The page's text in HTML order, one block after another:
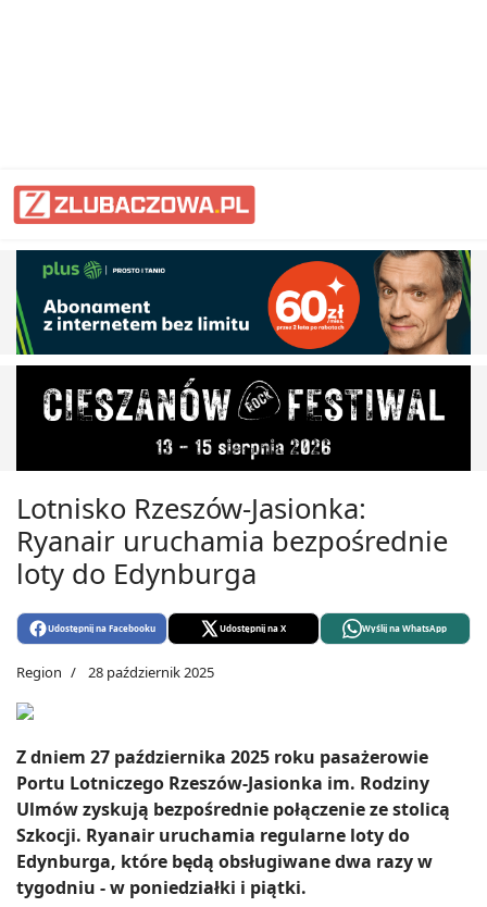
Lotnisko Rzeszów-Jasionka:
Ryanair uruchamia bezpośrednie
loty do Edynburga
Udostępnij na Facebooku Udostępnij na X Wyślij na WhatsApp
Region 28 październik 2025
Z dniem 27 października 2025 roku pasażerowie
Portu Lotniczego Rzeszów-Jasionka im. Rodziny
Ulmów zyskują bezpośrednie połączenie ze stolicą
Szkocji. Ryanair uruchamia regularne loty do
Edynburga, które będą obsługiwane dwa razy w
tygodniu - w poniedziałki i piątki.